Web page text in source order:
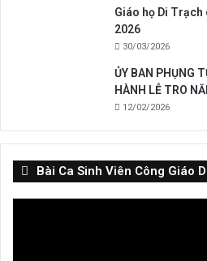
Giáo họ Di
2026
30/03/2026
ỦY BAN PHỤNG
HÀNH LỄ TRO
12/02/2026
Bài Ca Sinh Viên Công Giáo